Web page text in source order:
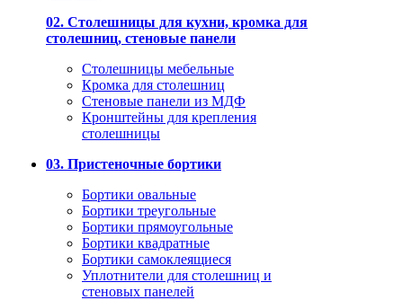
02. Столешницы для кухни, кромка для
столешниц, стеновые панели
Столешницы мебельные
Кромка для столешниц
Стеновые панели из МДФ
Кронштейны для крепления
столешницы
03. Пристеночные бортики
Бортики овальные
Бортики треугольные
Бортики прямоугольные
Бортики квадратные
Бортики самоклеящиеся
Уплотнители для столешниц и
стеновых панелей